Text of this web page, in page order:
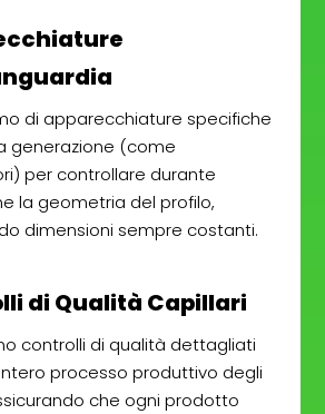
di apparecchiature specifiche
generazione (come
per controllare durante
la geometria del profilo,
dimensioni sempre costanti.
di Qualità Capillari
controlli di qualità dettagliati
processo produttivo degli
che ogni prodotto